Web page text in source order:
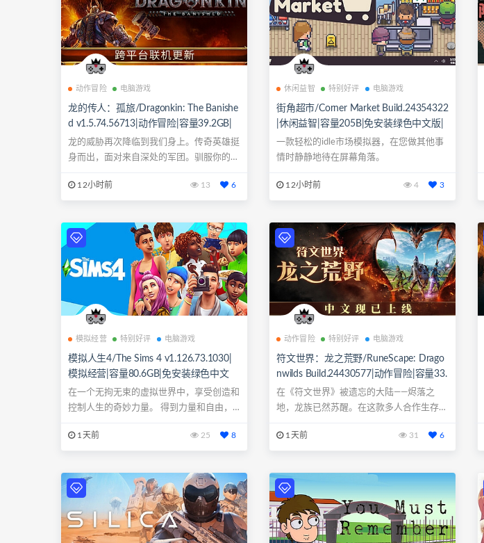
动作冒险 电脑游戏
龙的传人：孤旅/Dragonkin: The Banishe
d v1.5.74.56713|动作冒险|容量39.2GB|
免安装绿色中文版|支持键盘.鼠标.手柄
龙的威胁再次降临到我们身上。传奇英雄挺
身而出，面对来自深处的军团。驯服你的小
12小时前 13 6
休闲益智 特别好评 电脑游戏
街角超市/Corner Market Build.24354322
|休闲益智|容量205B|免安装绿色中文版|
支持键盘.鼠标
一款轻松的idle市场模拟器，在您做其他事
情时静静地待在屏幕角落。
12小时前 4 3
模拟经营 特别好评 电脑游戏
模拟人生4/The Sims 4 v1.126.73.1030|
模拟经营|容量80.6GB|免安装绿色中文
版|支持键盘.鼠标
在一个无拘无束的虚拟世界中，享受创造和
控制人生的奇妙力量。 得到力量和自由，
1天前 25 8
动作冒险 特别好评 电脑游戏
符文世界：龙之荒野/RuneScape: Drago
nwilds Build.24430577|动作冒险|容量33.
9GB|免安装绿色中文版|支持键盘.鼠标.手
柄
在《符文世界》被遗忘的大陆——烬落之
地，龙族已然苏醒。在这款多人合作生存冒
1天前 31 6